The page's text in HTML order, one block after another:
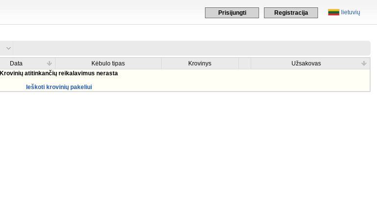
lietuvių
Prisijungti Registracija
Data Kėbulo tipas Krovinys
Užsakovas
Krovinių atitinkančių reikalavimus nerasta
Ieškoti krovinių pakeliui